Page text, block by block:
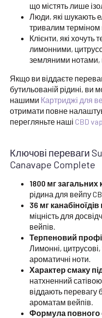
що містять лише
Люди, які шукають
тривалим терміном
Клієнти, які хочуть
лимонними,
земляними нотами,
Якщо ви віддаєте
бутильованій рідині, ви
нашими Картриджі для
отримати повне
перегляньте наші CBD
Ключові переваги
Canavape Complete
1800 мг загальних
рідина для вейпу
36 мг канабіноїдів
міцність для
вейпів.
Терпеновий
Лимонні, цитрусові,
ароматичні ноти.
Характер смаку
натхненний
віддають перевагу
ароматам вейпів.
Формула повного